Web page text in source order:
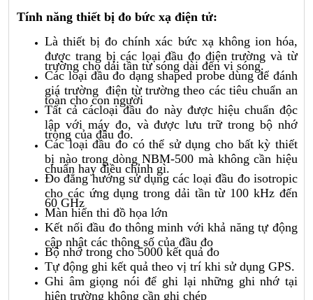
Tính năng thiết bị đo bức xạ điện tử:
Là thiết bị đo chính xác bức xạ không ion hóa,
được trang bị các loại đầu đo điện trường và từ
trường cho dải tần từ sóng dài đến vi sóng.
Các loại đầu đo dạng shaped probe dùng để đánh
giá trường điện từ trường theo các tiêu chuẩn an
toàn cho con người
Tất cả cácloại đầu đo này được hiệu chuẩn độc
lập với máy đo, và được lưu trữ trong bộ nhớ
trong của đầu đo.
Các loại đầu đo có thể sử dụng cho bất kỳ thiết
bị nào trong dòng NBM-500 mà không cần hiệu
chuẩn hay điều chỉnh gì.
Đo đẳng hướng sử dụng các loại đầu đo isotropic
cho các ứng dụng trong dải tần từ 100 kHz đến
60 GHz
Màn hiển thi đồ họa lớn
Kết nối đầu đo thông minh với khả năng tự động
cập nhật các thông số của đầu đo
Bộ nhớ trong cho 5000 kết quả đo
Tự động ghi kết quả theo vị trí khi sử dụng GPS.
Ghi âm giọng nói để ghi lại những ghi nhớ tại
hiện trường không cần ghi chép